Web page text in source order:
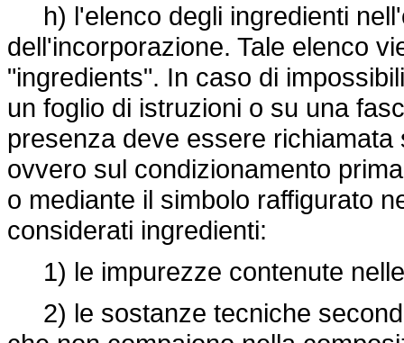
h) l'elenco degli ingredienti
dell'incorporazione. Tale elenco
"ingredients". In caso di
un foglio di istruzioni o su una
presenza deve essere
ovvero sul condizionamento
o mediante il simbolo raffigurato
considerati ingredienti:
1) le impurezze contenute
2) le sostanze tecniche